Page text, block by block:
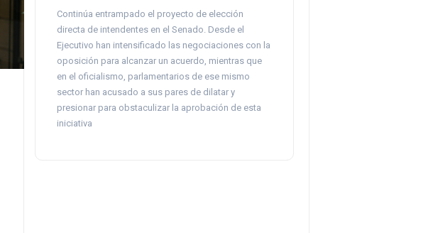
Continúa entrampado el proyecto de elección
directa de intendentes en el Senado. Desde el
Ejecutivo han intensificado las negociaciones con la
oposición para alcanzar un acuerdo, mientras que
en el oficialismo, parlamentarios de ese mismo
sector han acusado a sus pares de dilatar y
presionar para obstaculizar la aprobación de esta
iniciativa